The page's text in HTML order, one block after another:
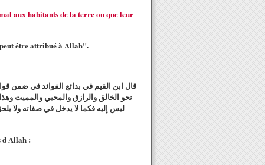
aux habitants de la terre ou que leur
être attribué à Allah".
قال ابن القيم في بدائع الفوائد في ضمن
نحو الخالق والرازق والمحيي والمميت
ليس إليه فكما لا يدخل في صفاته ولا
d Allah :